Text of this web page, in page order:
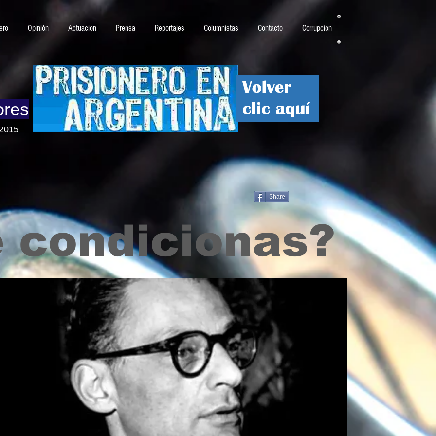
Opinión Actuacion Prensa Reportajes Columnistas Contacto Corrupcion
Share
condicionas?